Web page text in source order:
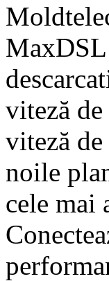
viteză
viteză
noile
cele mai